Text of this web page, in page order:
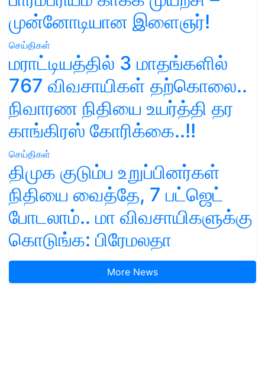
முன்னோடியான இளைஞர்!
செய்திகள்
மராட்டியத்தில் 3 மாதங்களில்
767 விவசாயிகள் தற்கொலை..
நிவாரண நிதியை உயர்த்தி தர
காங்கிரஸ் கோரிக்கை..!!
செய்திகள்
திமுக குடும்ப உறுப்பினர்கள்
நிதியை வைத்தே, 7 பட்ஜெட்
போடலாம்.. மா விவசாயிகளுக்கு
கொடுங்க: பிரேமலதா
More News